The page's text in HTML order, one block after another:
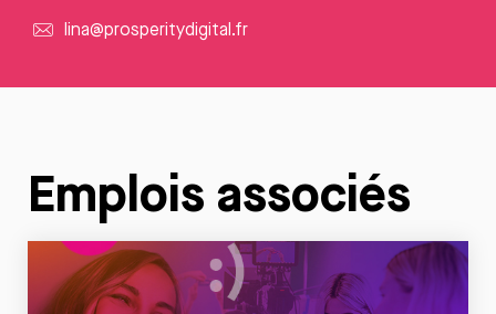
lina@prosperitydigital.fr
Emplois associés